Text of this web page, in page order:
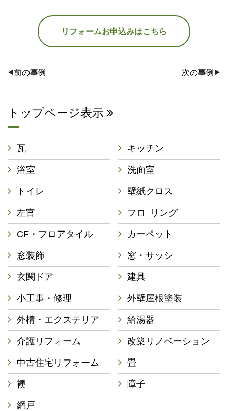
トップページ表示
瓦 キッチン
浴室 洗面室
トイレ 壁紙クロス
左官 フロｰリング
CF・フロアタイル カーペット
窓装飾 窓・サッシ
玄関ドア 建具
小工事・修理 外壁屋根塗装
外構・エクステリア 給湯器
介護リフォーム 改築リノベーション
中古住宅リフォーム 畳
襖 障子
網戸
リフォームお申込みはこちら
前の事例 次の事例